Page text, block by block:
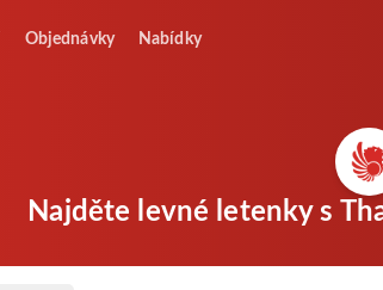
Objednávky Nabídky
Najděte levné letenky s